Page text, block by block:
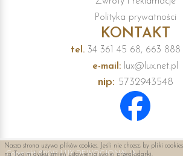
Polityka prywatności
KONTAKT
tel. 34 361 45 68, 663 888
e-mail: lux@lux.net.pl
nip: 5732943548
Copyright ©2017 LUX DEWOCJONALIA
Nasza strona używa plików cookies. Jeśli nie chcesz, by pliki
na Twoim dysku zmień ustawienia swojej przeglądarki.